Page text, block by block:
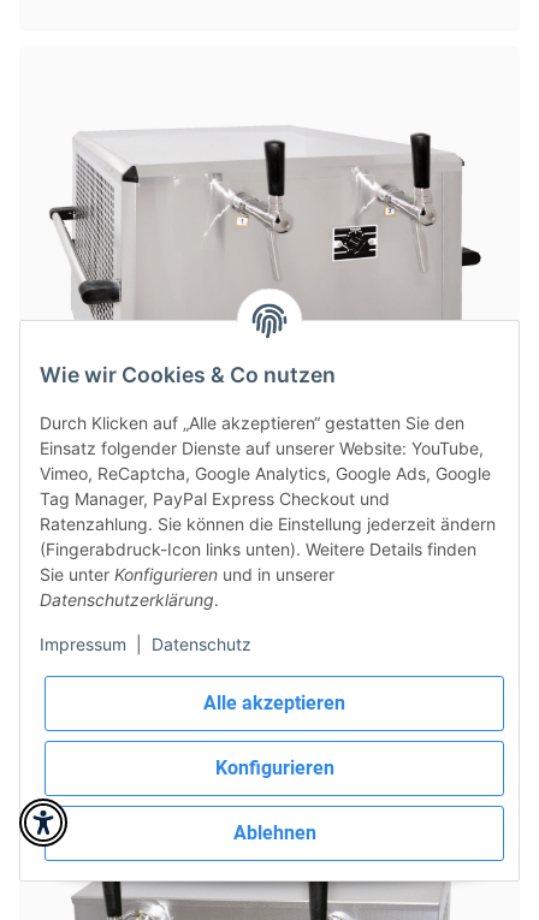
Alle akzeptieren
Konfigurieren
Ablehnen
Wie wir Cookies & Co nutzen
Durch Klicken auf „Alle akzeptieren“ gestatten Sie den
Einsatz folgender Dienste auf unserer Website: YouTube,
Vimeo, ReCaptcha, Google Analytics, Google Ads, Google
Tag Manager, PayPal Express Checkout und
Ratenzahlung. Sie können die Einstellung jederzeit ändern
(Fingerabdruck-Icon links unten). Weitere Details finden
Sie unter Konfigurieren und in unserer
Datenschutzerklärung.
Impressum Datenschutz
Obertheken Bierkühler Zapfanlage Bierzapfanlage
Trockenkühler 100 Liter/h
ab 1.256,00 €*
Auf Lager in Variationen